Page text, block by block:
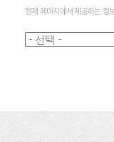
현재 페이지에서 제공하는 정